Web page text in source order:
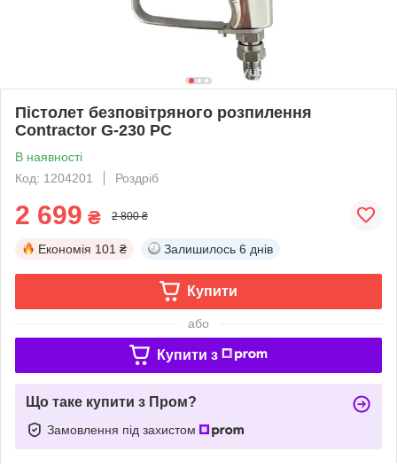
Пістолет безповітряного розпилення
Contractor G-230 PC
В наявності
Код: 1204201
Роздріб
2 699 ₴ 2 800 ₴
Економія 101 ₴ Залишилось 6 днів
Купити
або
Купити з
Що таке купити з Пром?
Замовлення під захистом